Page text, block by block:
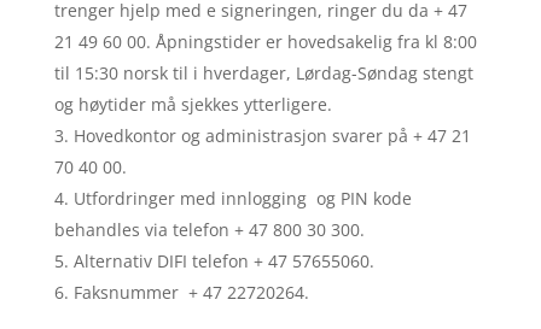
trenger hjelp med e signeringen, ringer du da + 47
21 49 60 00. Åpningstider er hovedsakelig fra kl 8:00
til 15:30 norsk til i hverdager, Lørdag-Søndag stengt
og høytider må sjekkes ytterligere.
Hovedkontor og administrasjon svarer på + 47 21
70 40 00.
Utfordringer med innlogging og PIN kode
behandles via telefon + 47 800 30 300.
Alternativ DIFI telefon + 47 57655060.
Faksnummer + 47 22720264.